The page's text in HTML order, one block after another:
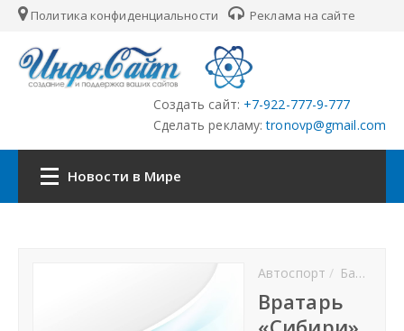
Политика конфиденциальности Реклама на сайте
Создать сайт: +7-922-777-9-777
Сделать рекламу: tronovp@gmail.com
Новости в Мире
Автоспорт Баскетбол
Вратарь